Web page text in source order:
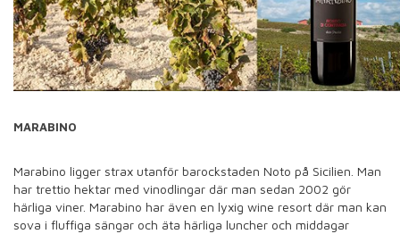
MARABINO
Marabino ligger strax utanför barockstaden Noto på Sicilien. Man
har trettio hektar med vinodlingar där man sedan 2002 gör
härliga viner. Marabino har även en lyxig wine resort där man kan
sova i fluffiga sängar och äta härliga luncher och middagar